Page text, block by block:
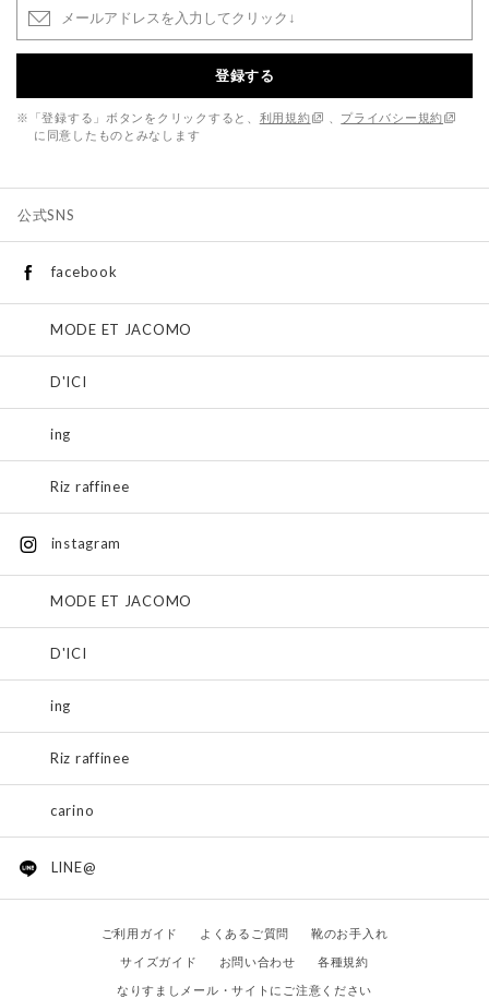
登録する
※「登録する」ボタンをクリックすると、 利用規約
プライバシー規約
に同意したものとみなします
公式SNS
facebook
MODE ET JACOMO
D'ICI
ing
Riz raffinee
instagram
MODE ET JACOMO
D'ICI
ing
Riz raffinee
carino
LINE@
ご利用ガイド よくあるご質問
靴のお手入れ
サイズガイド
お問い合わせ
各種規約
なりすましメール・サイトにご注意ください